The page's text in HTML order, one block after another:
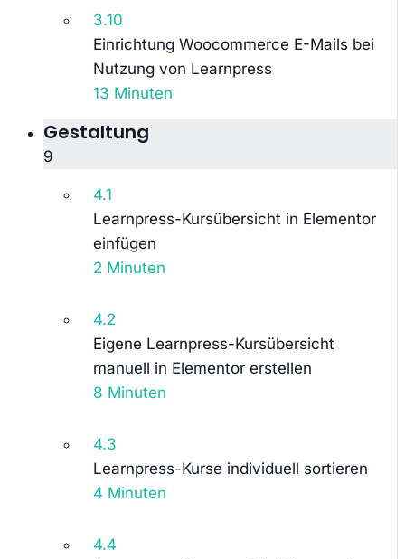
3.10
Einrichtung Woocommerce E-Mails bei
Nutzung von Learnpress
13 Minuten
Gestaltung
9
4.1
Learnpress-Kursübersicht in Elementor
einfügen
2 Minuten
4.2
Eigene Learnpress-Kursübersicht
manuell in Elementor erstellen
8 Minuten
4.3
Learnpress-Kurse individuell sortieren
4 Minuten
4.4